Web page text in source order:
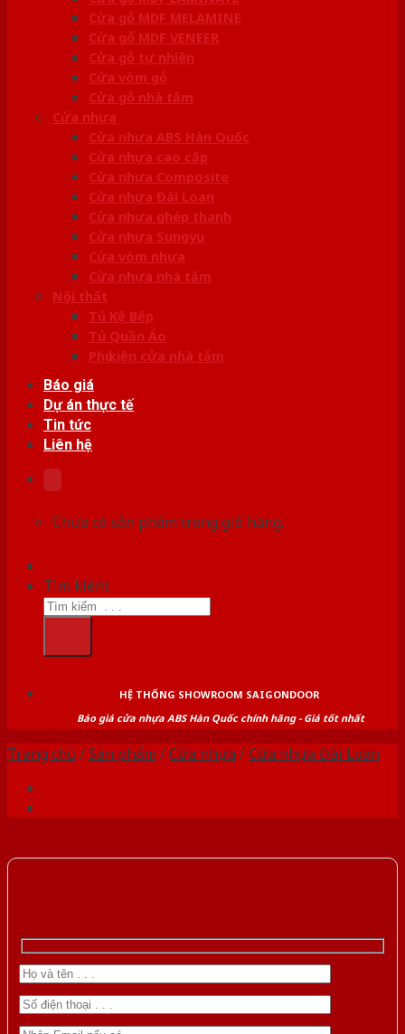
Cửa gỗ MDF MELAMINE
Cửa gỗ MDF VENEER
Cửa gỗ tự nhiên
Cửa vòm gỗ
Cửa gỗ nhà tắm
Cửa nhựa
Cửa nhựa ABS Hàn Quốc
Cửa nhựa cao cấp
Cửa nhựa Composite
Cửa nhựa Đài Loan
Cửa nhựa ghép thanh
Cửa nhựa Sungyu
Cửa vòm nhựa
Cửa nhựa nhà tắm
Nội thất
Tủ Kệ Bếp
Tủ Quần Áo
Phụ kiện cửa nhà tắm
Báo giá
Dự án thực tế
Tin tức
Liên hệ
Chưa có sản phẩm trong giỏ hàng.
Tìm kiếm:
HỆ THỐNG SHOWROOM SAIGONDOOR
Báo giá cửa nhựa ABS Hàn Quốc chính hãng - Giá tốt nhất
Trang chủ /Sản phẩm /Cửa nhựa /Cửa nhựa Đài Loan